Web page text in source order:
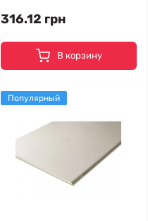
316.12 грн
В корзину
Популярный